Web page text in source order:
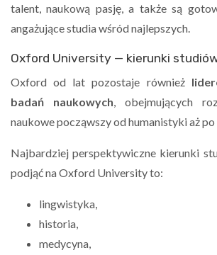
talent, naukową pasję, a także są
angażujące studia wśród najlepszych.
Oxford University — kierunki
Oxford od lat pozostaje również
badań naukowych , obejmujących
naukowe począwszy od humanistyki aż po
Najbardziej perspektywiczne kierunki
podjąć na Oxford University to:
lingwistyka,
historia,
medycyna,